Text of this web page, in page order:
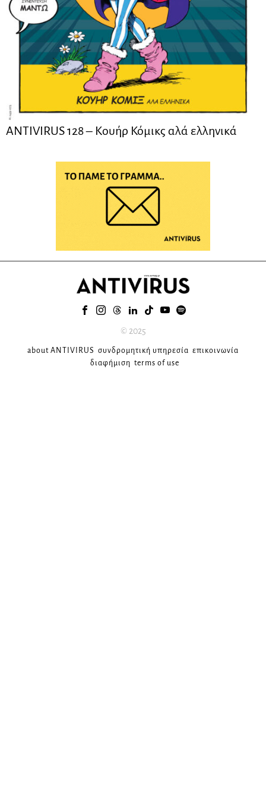
ANTIVIRUS 128 – Kουήρ Κόμικς αλά ελληνικά
© 2025
about ANTIVIRUS συνδρομητική υπηρεσία επικοινωνία
διαφήμιση terms of use